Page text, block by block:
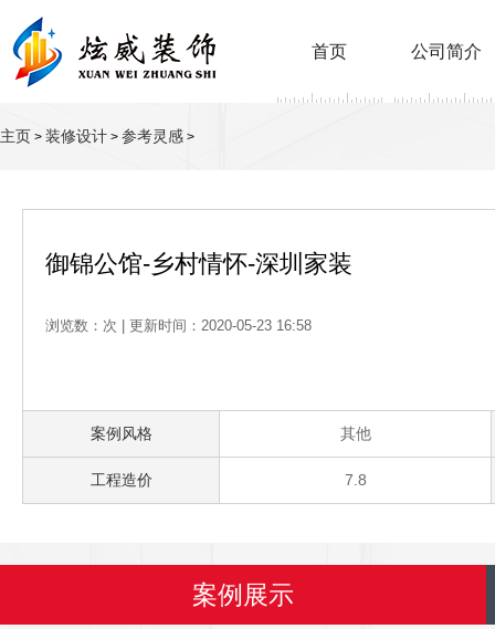
首页 公司简介
主页 > 装修设计 > 参考灵感 >
御锦公馆-乡村情怀-深圳家装
浏览数： 次 | 更新时间：2020-05-23 16:58
案例风格 其他
工程造价 7.8
案例展示